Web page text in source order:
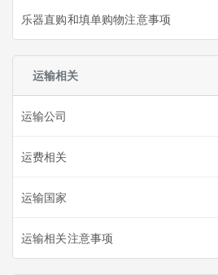
乐器直购和填单购物注意事项
运输相关
运输公司
运费相关
运输国家
运输相关注意事项